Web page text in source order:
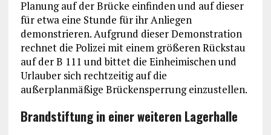
Planung auf der Brücke einfinden und auf dieser
für etwa eine Stunde für ihr Anliegen
demonstrieren. Aufgrund dieser Demonstration
rechnet die Polizei mit einem größeren Rückstau
auf der B 111 und bittet die Einheimischen und
Urlauber sich rechtzeitig auf die
außerplanmäßige Brückensperrung einzustellen.
Brandstiftung in einer weiteren Lagerhalle